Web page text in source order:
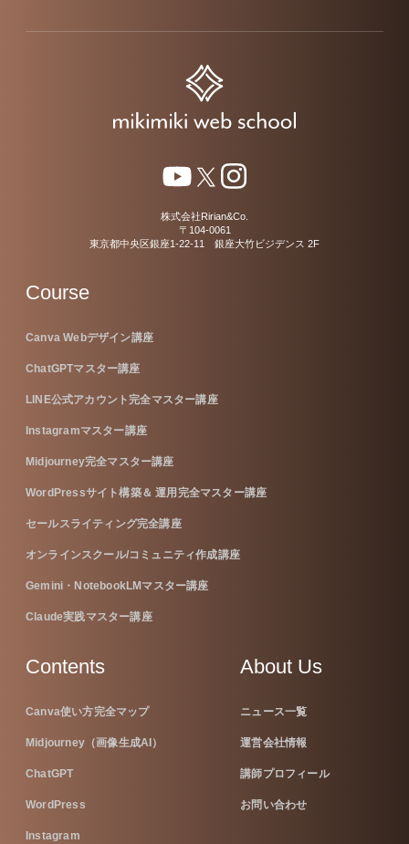
株式会社Ririan&Co.
〒104-0061
東京都中央区銀座1-22-11 銀座大竹ビジデンス 2F
Course
Canva Webデザイン講座
ChatGPTマスター講座
LINE公式アカウント完全マスター講座
Instagramマスター講座
Midjourney完全マスター講座
WordPressサイト構築＆ 運用完全マスター講座
セールスライティング完全講座
オンラインスクール/コミュニティ作成講座
Gemini・NotebookLMマスター講座
Claude実践マスター講座
Contents
Canva使い方完全マップ
Midjourney（画像生成AI）
ChatGPT
WordPress
Instagram
About Us
ニュース一覧
運営会社情報
講師プロフィール
お問い合わせ